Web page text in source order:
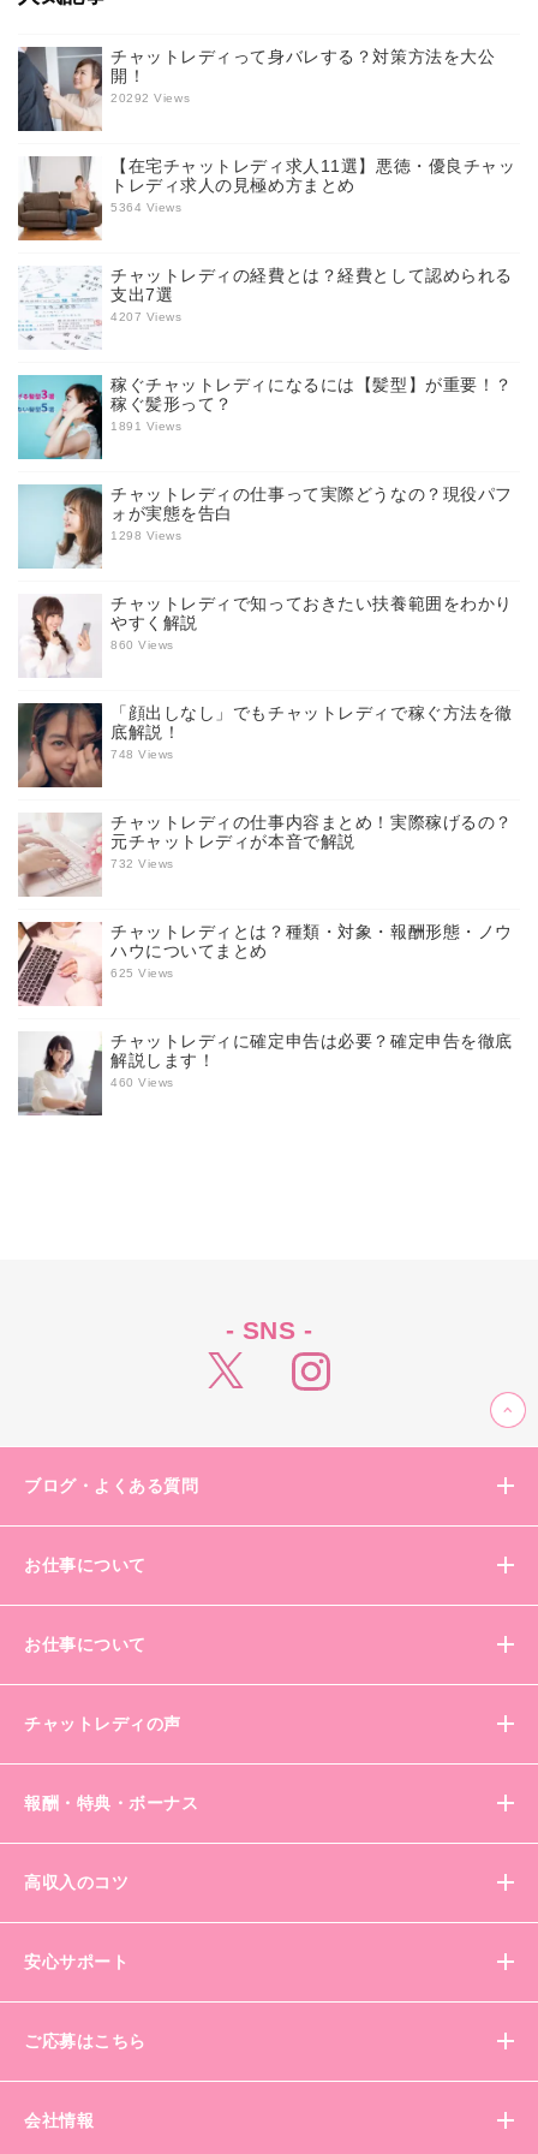
チャットレディって身バレする？対策方法を大公
開！
20292 Views
【在宅チャットレディ求人11選】悪徳・優良チャッ
トレディ求人の見極め方まとめ
5364 Views
チャットレディの経費とは？経費として認められる
支出7選
4207 Views
稼ぐチャットレディになるには【髪型】が重要！？
稼ぐ髪形って？
1891 Views
チャットレディの仕事って実際どうなの？現役パフ
ォが実態を告白
1298 Views
チャットレディで知っておきたい扶養範囲をわかり
やすく解説
860 Views
「顔出しなし」でもチャットレディで稼ぐ方法を徹
底解説！
748 Views
チャットレディの仕事内容まとめ！実際稼げるの？
元チャットレディが本音で解説
732 Views
チャットレディとは？種類・対象・報酬形態・ノウ
ハウについてまとめ
625 Views
チャットレディに確定申告は必要？確定申告を徹底
解説します！
460 Views
- SNS -
ブログ・よくある質問
お仕事について
お仕事について
チャットレディの声
報酬・特典・ボーナス
高収入のコツ
安心サポート
ご応募はこちら
会社情報